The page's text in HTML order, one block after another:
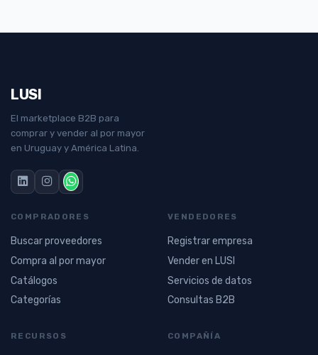
LUSI
El marketplace B2B para
comprar y vender al por mayor
en Uruguay y América Latina.
COMPRADORES
Buscar proveedores
Compra al por mayor
Catálogos
Categorías
VENDEDORES
Registrar empresa
Vender en LUSI
Servicios de datos
Consultas B2B
RECURSOS COMPAÑÍA